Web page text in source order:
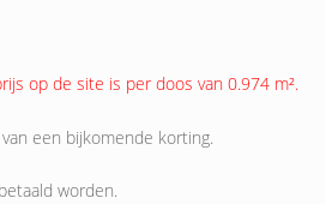
op de site is per doos van 0.974 m².
een bijkomende korting.
worden.